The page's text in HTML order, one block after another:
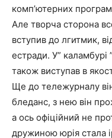
комп’ютерних
Але творча сторона
вступив до лгитмик,
естради. У” каламбурі
також виступав в
Ще до тележурналу
бледанс, з нею він
а ось офіційний не
дружиною юрія стала